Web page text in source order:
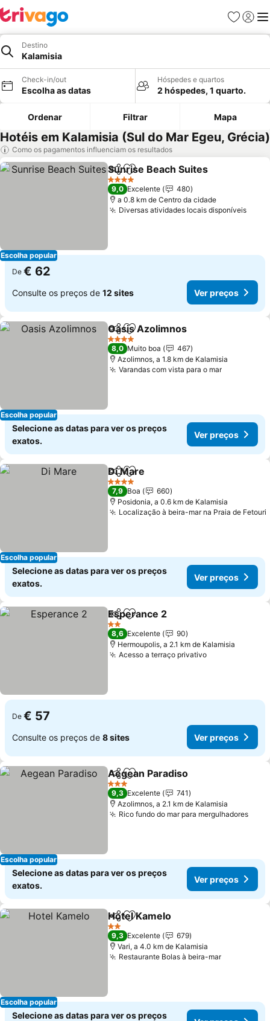
Favoritos
Iniciar
Destino
Kalamisia
Check-in/out
Escolha as datas
Hóspedes e quartos
2 hóspedes, 1 quarto.
Ordenar Filtrar Mapa
Hotéis em Kalamisia (Sul do Mar Egeu, Grécia)
Como os pagamentos influenciam os resultados
Escolha popular
PartilharAdicionar aos favoritos
Sunrise Beach Suites
4 Estrelas
9,0 Excelente
480
a 0.8 km de Centro da cidade
Diversas atividades locais disponíveis
De € 62
Consulte os preços de 12 sites Ver preços
Escolha popular
PartilharAdicionar aos favoritos
Oasis Azolimnos
4 Estrelas
8,0 Muito boa
467
Azolimnos, a 1.8 km de Kalamisia
Varandas com vista para o mar
Selecione as datas para ver os preços
exatos.
Ver preços
Escolha popular
PartilharAdicionar aos favoritos
Di Mare
4 Estrelas
7,9 Boa
660
Posidonia, a 0.6 km de Kalamisia
Localização à beira-mar na Praia de Fetouri
Selecione as datas para ver os preços
exatos.
Ver preços
PartilharAdicionar aos favoritos
Esperance 2
2 Estrelas
8,6 Excelente
90
Hermoupolis, a 2.1 km de Kalamisia
Acesso a terraço privativo
De € 57
Consulte os preços de 8 sites Ver preços
Escolha popular
PartilharAdicionar aos favoritos
Aegean Paradiso
3 Estrelas
9,3 Excelente
741
Azolimnos, a 2.1 km de Kalamisia
Rico fundo do mar para mergulhadores
Selecione as datas para ver os preços
exatos.
Ver preços
Escolha popular
PartilharAdicionar aos favoritos
Hotel Kamelo
2 Estrelas
9,3 Excelente
679
Vari, a 4.0 km de Kalamisia
Restaurante Bolas à beira-mar
Selecione as datas para ver os preços